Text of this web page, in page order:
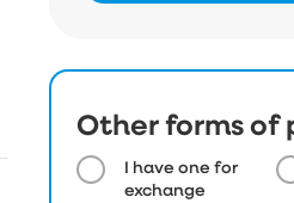
Other forms of
I have one for
exchange